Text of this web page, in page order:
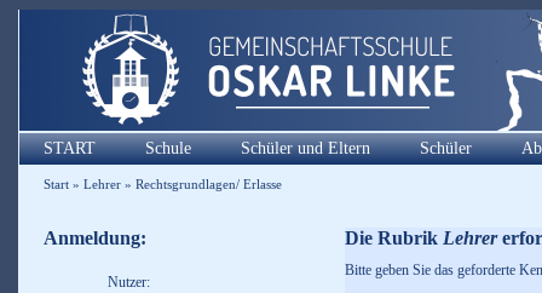
START Schule Schüler und Eltern Schüler
Start» Lehrer» Rechtsgrundlagen/ Erlasse
Anmeldung:
Nutzer:
Die Rubrik Lehrer
Bitte geben Sie das geforderte